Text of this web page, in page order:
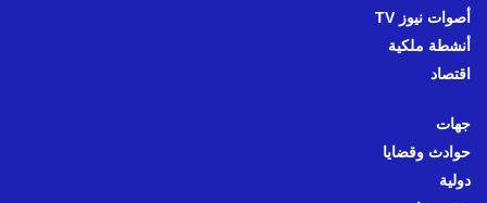
أصوات نيوز TV
أنشطة ملكية
اقتصاد
جهات
حوادث وقضايا
دولية